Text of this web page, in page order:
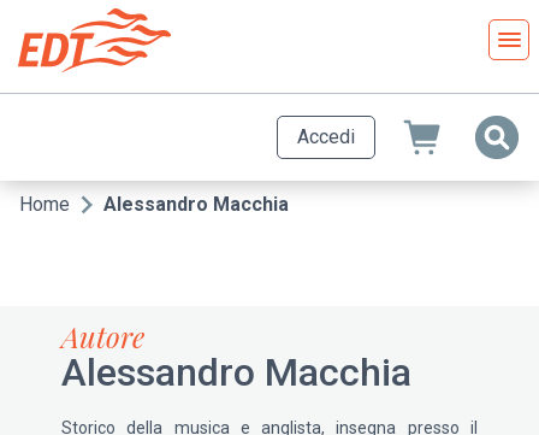
contenuto
principale
Accedi
Briciole
Home Alessandro Macchia
Autore
Alessandro Macchia
Storico della musica e anglista, insegna presso il